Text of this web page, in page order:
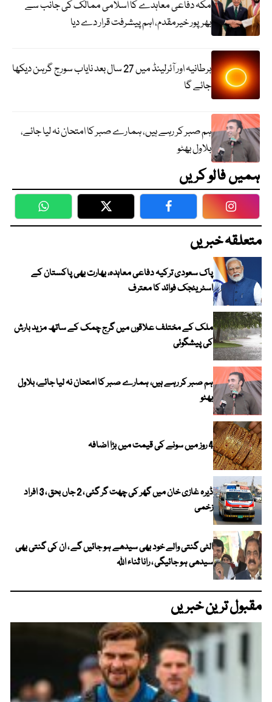
مکہ دفاعی معاہدے کا اسلامی ممالک کی جانب سے
بھرپور خیرمقدم، اہم پیشرفت قرار دے دیا
برطانیہ اور آئرلینڈ میں 27 سال بعد نایاب سورج گرہن دیکھا
جائے گا
ہم صبر کر رہے ہیں، ہمارے صبر کا امتحان نہ لیا جائے،
بلاول بھٹو
ہمیں فالو کریں
WhatsApp Twitter Facebook
متعلقہ خبریں
پاک سعودی ترکیہ دفاعی معاہدہ، بھارت بھی پاکستان کے
اسٹریٹجک فوائد کا معترف
ملک کے مختلف علاقوں میں گرج چمک کے ساتھ مزید بارش
کی پیشگوئی
ہم صبر کر رہے ہیں، ہمارے صبر کا امتحان نہ لیا جائے، بلاول
بھٹو
4 روز میں سونے کی قیمت میں بڑا اضافہ
ڈیرہ غازی خان میں گھر کی چھت گر گئی ، 2 جاں بحق ، 3 افراد
زخمی
الٹی گنتی والے خود بھی سیدھے ہو جائیں گے ، ان کی گنتی بھی
سیدھی ہو جائیگی ، رانا ثناء اللہ
مقبول ترین خبریں